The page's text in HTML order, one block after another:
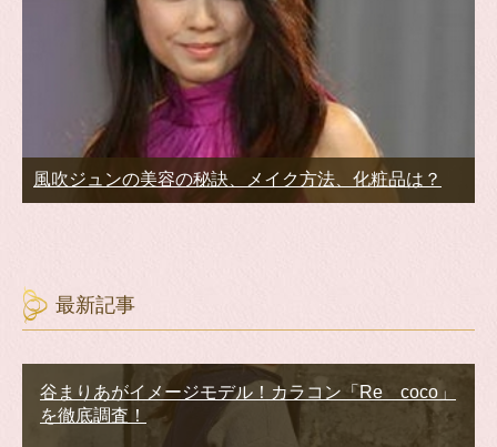
風吹ジュンの美容の秘訣、メイク方法、化粧品は？
最新記事
谷まりあがイメージモデル！カラコン「Re coco」
を徹底調査！